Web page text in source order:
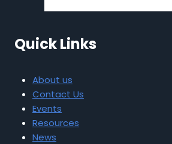
Quick Links
About us
Contact Us
Events
Resources
News